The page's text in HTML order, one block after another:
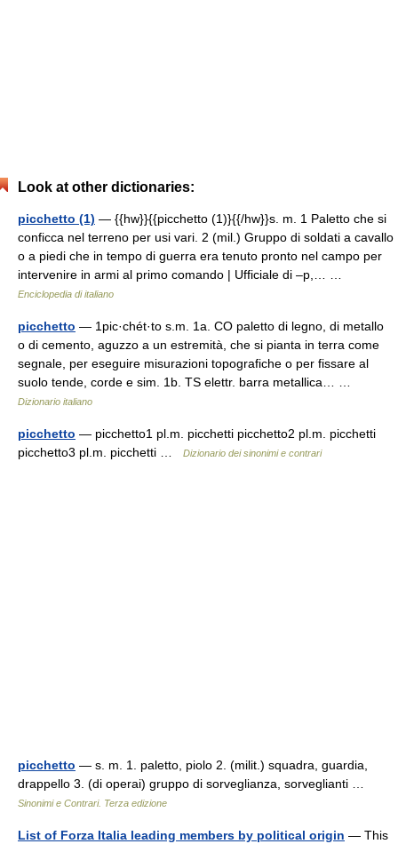
Look at other dictionaries:
picchetto (1) — {{hw}}{{picchetto (1)}{{/hw}}s. m. 1 Paletto che si
conficca nel terreno per usi vari. 2 (mil.) Gruppo di soldati a cavallo
o a piedi che in tempo di guerra era tenuto pronto nel campo per
intervenire in armi al primo comando | Ufficiale di –p,… …
Enciclopedia di italiano
picchetto — 1pic·chét·to s.m. 1a. CO paletto di legno, di metallo
o di cemento, aguzzo a un estremità, che si pianta in terra come
segnale, per eseguire misurazioni topografiche o per fissare al
suolo tende, corde e sim. 1b. TS elettr. barra metallica… …
Dizionario italiano
picchetto — picchetto1 pl.m. picchetti picchetto2 pl.m. picchetti
picchetto3 pl.m. picchetti …
Dizionario dei sinonimi e contrari
picchetto — s. m. 1. paletto, piolo 2. (milit.) squadra, guardia,
drappello 3. (di operai) gruppo di sorveglianza, sorveglianti …
Sinonimi e Contrari. Terza edizione
List of Forza Italia leading members by political origin — This